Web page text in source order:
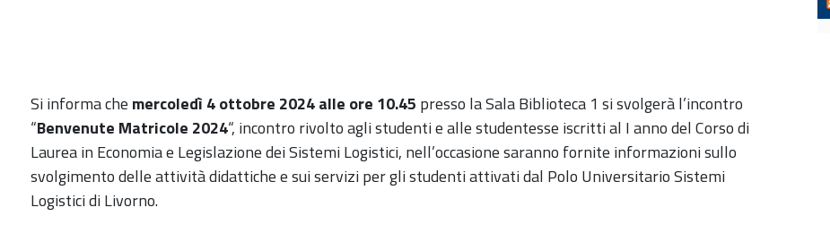
Si informa che mercoledì 4 ottobre 2024 alle ore 10.45 presso la Sala Biblioteca 1 si svolgerà l’incontro
“Benvenute Matricole 2024“, incontro rivolto agli studenti e alle studentesse iscritti al I anno del Corso di
Laurea in Economia e Legislazione dei Sistemi Logistici, nell’occasione saranno fornite informazioni sullo
svolgimento delle attività didattiche e sui servizi per gli studenti attivati dal Polo Universitario Sistemi
Logistici di Livorno.